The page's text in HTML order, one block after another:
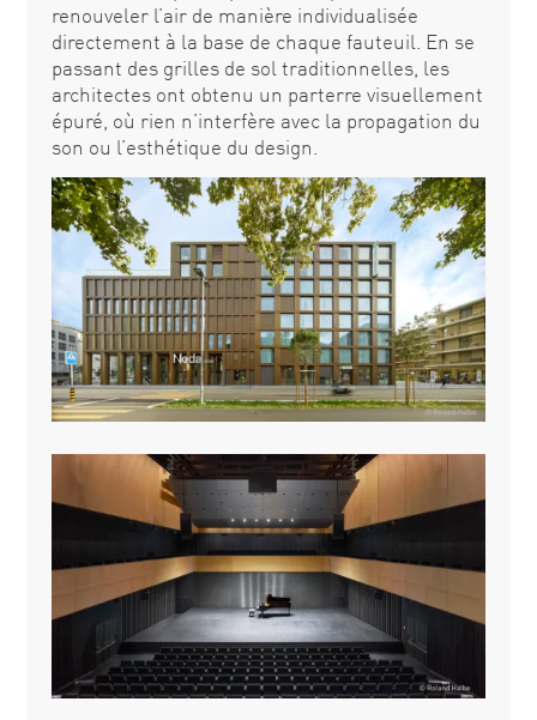
renouveler l’air de manière individualisée
directement à la base de chaque fauteuil. En se
passant des grilles de sol traditionnelles, les
architectes ont obtenu un parterre visuellement
épuré, où rien n’interfère avec la propagation du
son ou l’esthétique du design.